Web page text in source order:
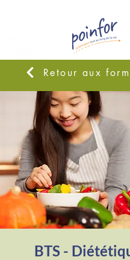
Retour aux
BTS -